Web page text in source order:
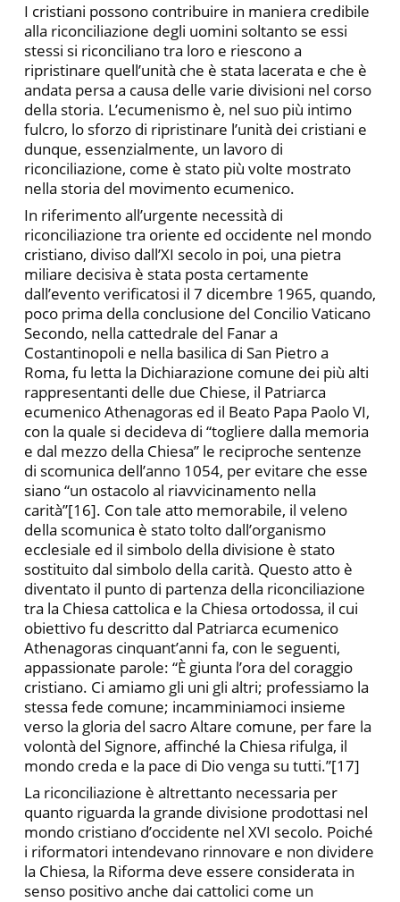
I cristiani possono contribuire in maniera credibile
alla riconciliazione degli uomini soltanto se essi
stessi si riconciliano tra loro e riescono a
ripristinare quell’unità che è stata lacerata e che è
andata persa a causa delle varie divisioni nel corso
della storia. L’ecumenismo è, nel suo più intimo
fulcro, lo sforzo di ripristinare l’unità dei cristiani e
dunque, essenzialmente, un lavoro di
riconciliazione, come è stato più volte mostrato
nella storia del movimento ecumenico.
In riferimento all’urgente necessità di
riconciliazione tra oriente ed occidente nel mondo
cristiano, diviso dall’XI secolo in poi, una pietra
miliare decisiva è stata posta certamente
dall’evento verificatosi il 7 dicembre 1965, quando,
poco prima della conclusione del Concilio Vaticano
Secondo, nella cattedrale del Fanar a
Costantinopoli e nella basilica di San Pietro a
Roma, fu letta la Dichiarazione comune dei più alti
rappresentanti delle due Chiese, il Patriarca
ecumenico Athenagoras ed il Beato Papa Paolo VI,
con la quale si decideva di “togliere dalla memoria
e dal mezzo della Chiesa” le reciproche sentenze
di scomunica dell’anno 1054, per evitare che esse
siano “un ostacolo al riavvicinamento nella
carità”[16]. Con tale atto memorabile, il veleno
della scomunica è stato tolto dall’organismo
ecclesiale ed il simbolo della divisione è stato
sostituito dal simbolo della carità. Questo atto è
diventato il punto di partenza della riconciliazione
tra la Chiesa cattolica e la Chiesa ortodossa, il cui
obiettivo fu descritto dal Patriarca ecumenico
Athenagoras cinquant’anni fa, con le seguenti,
appassionate parole: “È giunta l’ora del coraggio
cristiano. Ci amiamo gli uni gli altri; professiamo la
stessa fede comune; incamminiamoci insieme
verso la gloria del sacro Altare comune, per fare la
volontà del Signore, affinché la Chiesa rifulga, il
mondo creda e la pace di Dio venga su tutti.”[17]
La riconciliazione è altrettanto necessaria per
quanto riguarda la grande divisione prodottasi nel
mondo cristiano d’occidente nel XVI secolo. Poiché
i riformatori intendevano rinnovare e non dividere
la Chiesa, la Riforma deve essere considerata in
senso positivo anche dai cattolici come un